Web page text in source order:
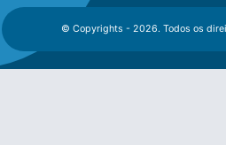
© Copyrights - 2026. Todos os